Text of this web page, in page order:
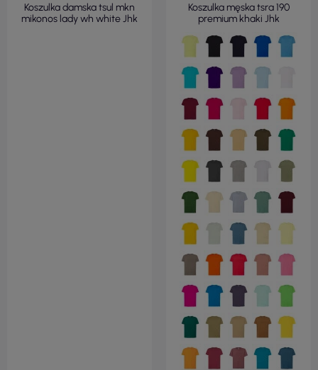
Koszulka damska tsul mkn
mikonos lady wh white Jhk
Koszulka męska tsra 190
premium khaki Jhk